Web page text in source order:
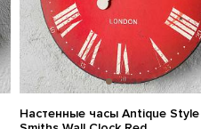
Настенные часы Antique Style